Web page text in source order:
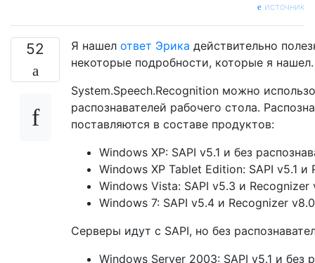
источник
52 Я нашел ответ Эрика действительно
некоторые подробности, которые я нашел.
System.Speech.Recognition можно
распознавателей рабочего стола.
поставляются в составе продуктов:
Windows XP: SAPI v5.1 и без
Windows XP Tablet Edition: SAPI v5.1 и
Windows Vista: SAPI v5.3 и Recognizer
Windows 7: SAPI v5.4 и Recognizer
Серверы идут с SAPI, но без
Windows Server 2003: SAPI v5.1 и без